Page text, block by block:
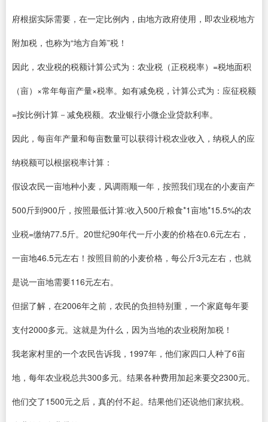
府根据实际需要，在一定比例内，由地方政府使用，即农业税地方
附加税，也称为“地方自筹”税！
因此，农业税的税额计算公式为：农业税（正税税率）=税地面积
（亩）×常年每亩产量×税率。如有减免税，计算公式为：应征税额
=按比例计算－减免税额。农业银行小微企业贷款利率。
因此，每亩年产量和每亩数量可以获得计税农业收入，纳税人的应
纳税额可以根据税率计算：
假设农民一亩地种小麦，风调雨顺一年，按照我们现在的小麦亩产
500斤到900斤，按照最低计算:收入500斤粮食*1亩地*15.5%的农
业税=缴纳77.5斤。20世纪90年代一斤小麦的价格在0.6元左右，
一亩地46.5元左右！按照目前的小麦价格，每公斤3元左右，也就
是说一亩地需要116元左右。
但据了解，在2006年之前，农民的负担特别重，一个家庭每年要
支付2000多元。这就是为什么，因为当地的农业税附加税！
我老家村里的一个农民告诉我，1997年，他们家四口人种了6亩
地，每年农业税总共300多元。结果各种费用加起来要交2300元。
他们交了1500元之后，真的付不起。结果他们还说他们家抗税。